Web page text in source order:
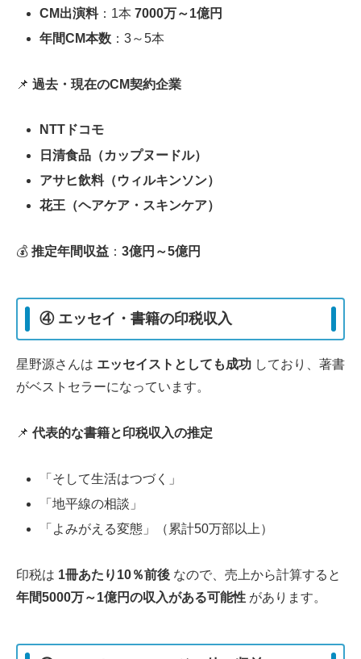
CM出演料：1本7000万～1億円
年間CM本数 ：3～5本
📌 過去・現在のCM契約企業
NTTドコモ
日清食品（カップヌードル）
アサヒ飲料（ウィルキンソン）
花王（ヘアケア・スキンケア）
💰 推定年間収益 ： 3億円～5億円
④ エッセイ・書籍の印税収入
星野源さんは エッセイストとしても成功 しており、著書
がベストセラーになっています。
📌 代表的な書籍と印税収入の推定
「そして生活はつづく」
「地平線の相談」
「よみがえる変態」（累計50万部以上）
印税は 1冊あたり10％前後 なので、売上から計算すると
年間5000万～1億円の収入がある可能性 があります。